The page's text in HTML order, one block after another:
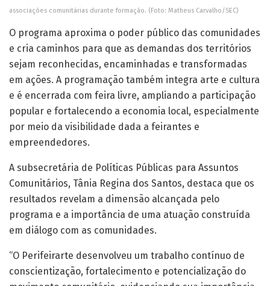
associações comunitárias durante formação. (Foto: Matheus Carvalho/SEC)
O programa aproxima o poder público das comunidades
e cria caminhos para que as demandas dos territórios
sejam reconhecidas, encaminhadas e transformadas
em ações. A programação também integra arte e cultura
e é encerrada com feira livre, ampliando a participação
popular e fortalecendo a economia local, especialmente
por meio da visibilidade dada a feirantes e
empreendedores.
A subsecretária de Políticas Públicas para Assuntos
Comunitários, Tânia Regina dos Santos, destaca que os
resultados revelam a dimensão alcançada pelo
programa e a importância de uma atuação construída
em diálogo com as comunidades.
“O Perifeirarte desenvolveu um trabalho contínuo de
conscientização, fortalecimento e potencialização do